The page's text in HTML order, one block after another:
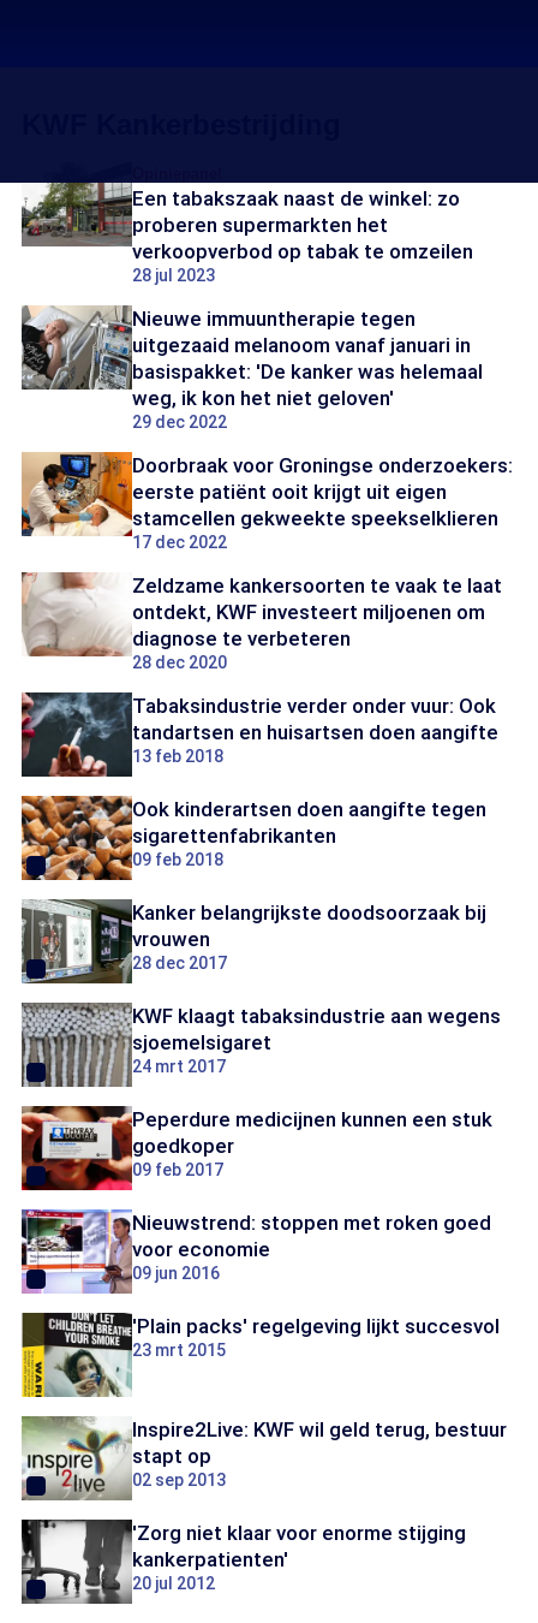
Een tabakszaak naast de winkel: zo
proberen supermarkten het
verkoopverbod op tabak te omzeilen
28 jul 2023
Nieuwe immuuntherapie tegen
uitgezaaid melanoom vanaf januari in
basispakket: 'De kanker was helemaal
weg, ik kon het niet geloven'
29 dec 2022
Doorbraak voor Groningse onderzoekers:
eerste patiënt ooit krijgt uit eigen
stamcellen gekweekte speekselklieren
17 dec 2022
Zeldzame kankersoorten te vaak te laat
ontdekt, KWF investeert miljoenen om
diagnose te verbeteren
28 dec 2020
Tabaksindustrie verder onder vuur: Ook
tandartsen en huisartsen doen aangifte
13 feb 2018
Ook kinderartsen doen aangifte tegen
sigarettenfabrikanten
09 feb 2018
Kanker belangrijkste doodsoorzaak bij
vrouwen
28 dec 2017
KWF klaagt tabaksindustrie aan wegens
sjoemelsigaret
24 mrt 2017
Peperdure medicijnen kunnen een stuk
goedkoper
09 feb 2017
Nieuwstrend: stoppen met roken goed
voor economie
09 jun 2016
'Plain packs' regelgeving lijkt succesvol
23 mrt 2015
Inspire2Live: KWF wil geld terug, bestuur
stapt op
02 sep 2013
'Zorg niet klaar voor enorme stijging
kankerpatienten'
20 jul 2012